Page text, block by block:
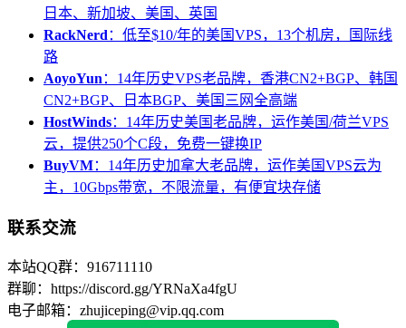
日本、新加坡、美国、英国
RackNerd ：低至$10/年的美国VPS，13个机房，国际线
路
AoyoYun ：14年历史VPS老品牌，香港CN2+BGP、韩国
CN2+BGP、日本BGP、美国三网全高端
HostWinds：14年历史美国老品牌，运作美国/荷兰VPS
云，提供250个C段，免费一键换IP
BuyVM：14年历史加拿大老品牌，运作美国VPS云为
主，10Gbps带宽，不限流量，有便宜块存储
联系交流
本站QQ群：916711110
群聊：https://discord.gg/YRNaXa4fgU
电子邮箱：zhujiceping@vip.qq.com